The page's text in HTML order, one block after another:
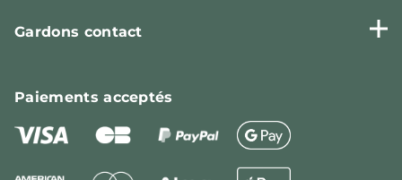
Gardons contact
Paiementsacceptés